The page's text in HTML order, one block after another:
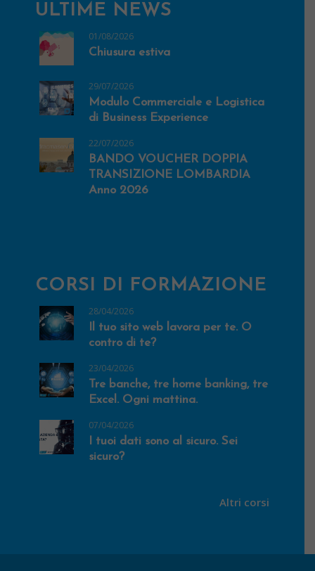
ULTIME NEWS
01/08/2026
Chiusura estiva
29/07/2026
Modulo Commerciale e Logistica
di Business Experience
22/07/2026
BANDO VOUCHER DOPPIA
TRANSIZIONE LOMBARDIA
Anno 2026
CORSI DI FORMAZIONE
28/04/2026
Il tuo sito web lavora per te. O
contro di te?
23/04/2026
Tre banche, tre home banking, tre
Excel. Ogni mattina.
07/04/2026
I tuoi dati sono al sicuro. Sei
sicuro?
Altri corsi